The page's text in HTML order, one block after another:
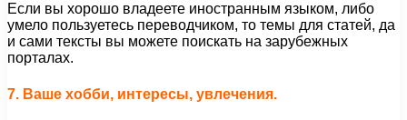
Если вы хорошо владеете иностранным языком, либо
умело пользуетесь переводчиком, то темы для статей, да
и сами тексты вы можете поискать на зарубежных
порталах.
7. Ваше хобби, интересы, увлечения.